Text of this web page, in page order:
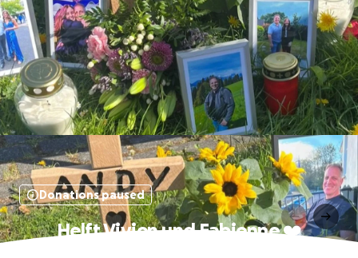
Donations paused
Helft Vivien und Fabienne ❤️